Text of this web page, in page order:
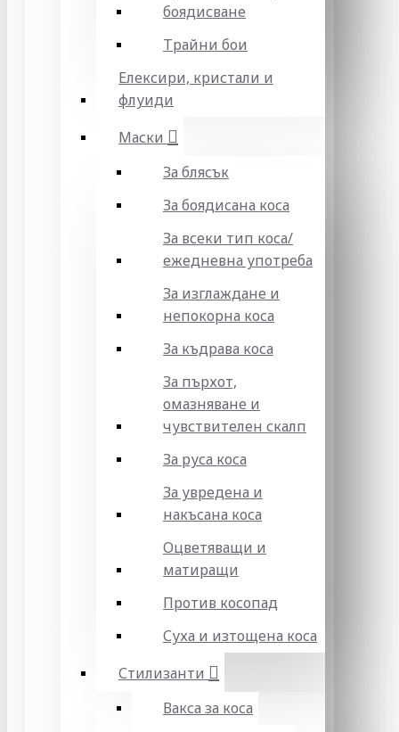
боядисване
Трайни бои
Елексири, кристали и
флуиди
Маски
За блясък
За боядисана коса
За всеки тип коса/
ежедневна употреба
За изглаждане и
непокорна коса
За къдрава коса
За пърхот,
омазняване и
чувствителен скалп
За руса коса
За увредена и
накъсана коса
Оцветяващи и
матиращи
Против косопад
Суха и изтощена коса
Стилизанти
Вакса за коса